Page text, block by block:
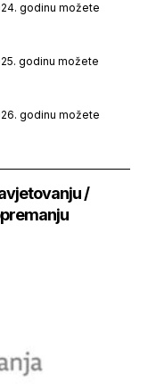
godinu možete
godinu možete
godinu možete
/